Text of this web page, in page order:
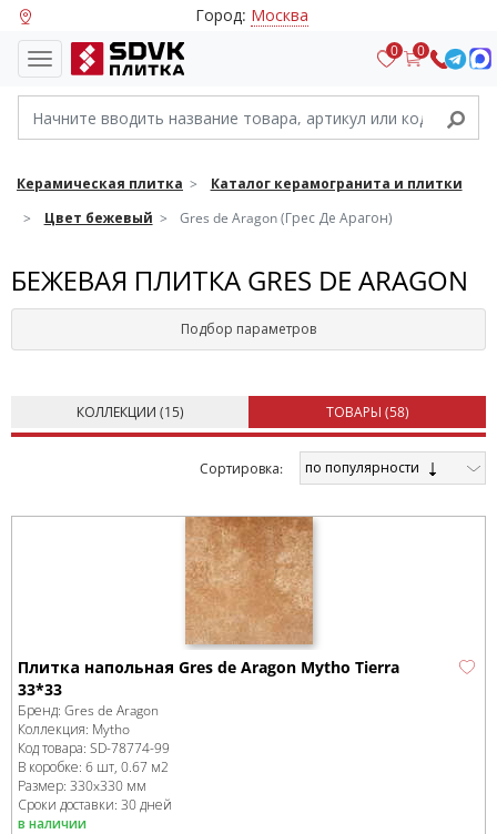
Город: Москва
0 0
Керамическая плитка
Каталог керамогранита и плитки
Цвет бежевый
Gres de Aragon (Грес Де Арагон)
БЕЖЕВАЯ ПЛИТКА GRES DE ARAGON
Подбор параметров
КОЛЛЕКЦИИ (15) ТОВАРЫ (58)
Cортировка: по популярности
Плитка напольная Gres de Aragon Mytho Tierra
33*33
Бренд: Gres de Aragon
Коллекция: Mytho
Код товара: SD-78774-99
В коробке: 6 шт, 0.67 м2
Размер: 330x330 мм
Сроки доставки: 30 дней
в наличии